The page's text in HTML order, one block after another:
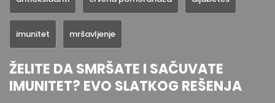
imunitet mršavljenje
ŽELITE DA SMRŠATE I SAČUVATE
IMUNITET? EVO SLATKOG REŠENJA